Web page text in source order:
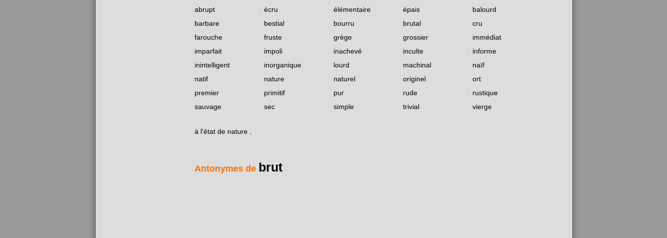
abrupt écru élémentaire épais
balourd
barbare
bestial bourru brutal
cru
farouche
fruste grège grossier
immédiat
imparfait
impoli inachevé inculte
informe
inintelligent
inorganique lourd machinal
naïf
natif
nature naturel originel
ort
premier
primitif pur rude
rustique
sauvage
sec simple trivial vierge
à l'état de nature
Antonymes de brut